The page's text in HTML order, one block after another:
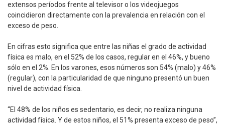
extensos períodos frente al televisor o los videojuegos
coincidieron directamente con la prevalencia en relación con el
exceso de peso.
En cifras esto significa que entre las niñas el grado de actividad
física es malo, en el 52% de los casos, regular en el 46%, y bueno
sólo en el 2%. En los varones, esos números son 54% (malo) y 46%
(regular), con la particularidad de que ninguno presentó un buen
nivel de actividad física.
“El 48% de los niños es sedentario, es decir, no realiza ninguna
actividad física. Y de estos niños, el 51% presenta exceso de peso”,